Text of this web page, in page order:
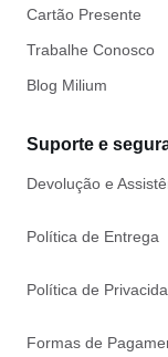
Cartão Presente
Trabalhe Conosco
Blog Milium
Suporte e
Devolução e
Política de Entrega
Política de
Formas de